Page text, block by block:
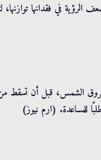
في فقدانها
للمساعدة. (ارم نيوز)